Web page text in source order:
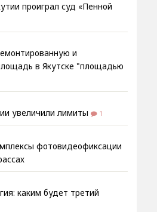
проиграл суд «Пенной
и
в Якутске "площадью
увеличили лимиты 1
фотовидеофиксации
каким будет третий